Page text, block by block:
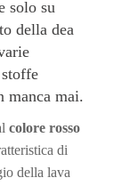
solo su
della dea
manca mai.
colore rosso
di
della lava